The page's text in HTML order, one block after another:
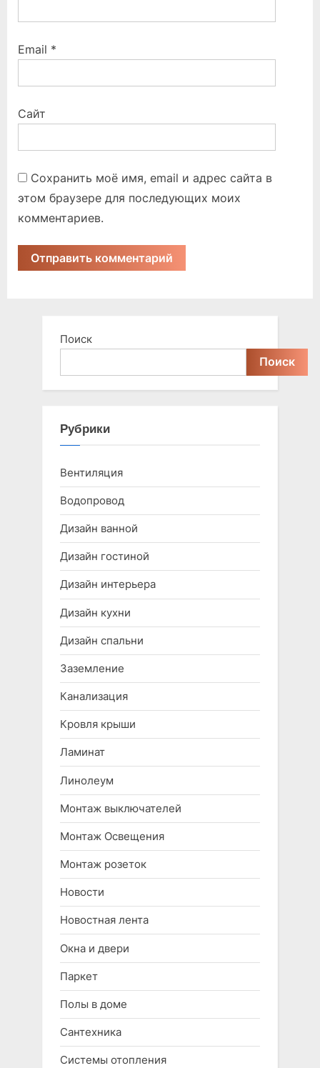
Email *
Сайт
Сохранить моё имя, email и адрес сайта в
этом браузере для последующих моих
комментариев.
Поиск
Поиск
Рубрики
Вентиляция
Водопровод
Дизайн ванной
Дизайн гостиной
Дизайн интерьера
Дизайн кухни
Дизайн спальни
Заземление
Канализация
Кровля крыши
Ламинат
Линолеум
Монтаж выключателей
Монтаж Освещения
Монтаж розеток
Новости
Новостная лента
Окна и двери
Паркет
Полы в доме
Сантехника
Системы отопления